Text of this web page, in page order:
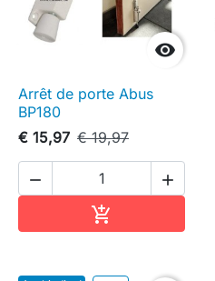

Arrêt de porte Abus
BP180
€ 15,97 € 19,97
 
